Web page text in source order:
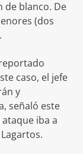
de blanco. De
(dos
caso, el jefe
y
señaló este
iba a